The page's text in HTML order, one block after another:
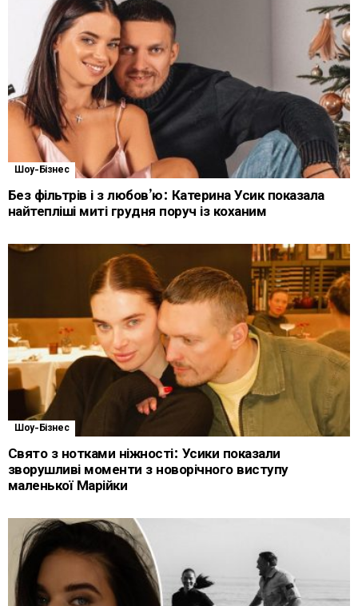
Шоу-Бізнес
Без фільтрів і з любов’ю: Катерина Усик показала
найтепліші миті грудня поруч із коханим
Шоу-Бізнес
Свято з нотками ніжності: Усики показали
зворушливі моменти з новорічного виступу
маленької Марійки